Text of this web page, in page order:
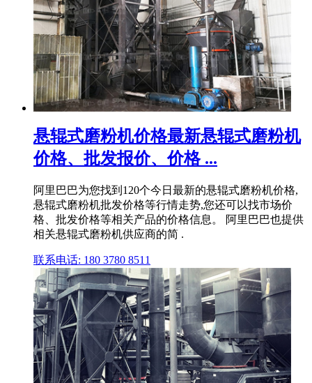
悬辊式磨粉机价格最新悬辊式磨粉机
价格、批发报价、价格 ...
阿里巴巴为您找到120个今日最新的悬辊式磨粉机价格,
悬辊式磨粉机批发价格等行情走势,您还可以找市场价
格、批发价格等相关产品的价格信息。 阿里巴巴也提供
相关悬辊式磨粉机供应商的简 .
联系电话: 180 3780 8511